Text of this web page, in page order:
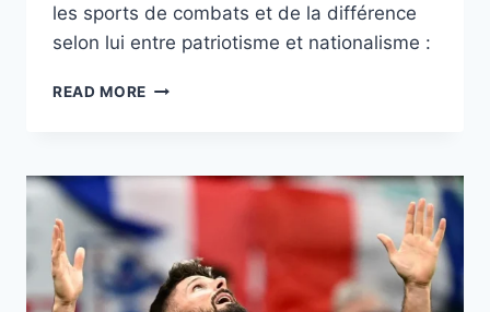
les sports de combats et de la différence
selon lui entre patriotisme et nationalisme :
READ MORE NATIONALISME
LE